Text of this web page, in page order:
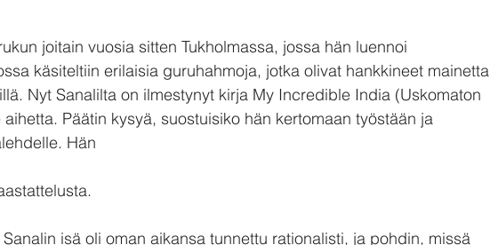
joitain vuosia sitten Tukholmassa, jossa hän luennoi
käsiteltiin erilaisia guruhahmoja, jotka olivat hankkineet mainetta
Nyt Sanalilta on ilmestynyt kirja My Incredible India (Uskomaton
Päätin kysyä, suostuisiko hän kertomaan työstään ja
Hän
isä oli oman aikansa tunnettu rationalisti, ja pohdin, missä